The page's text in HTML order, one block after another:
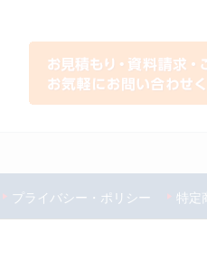
プライバシー・ポリシー 特定